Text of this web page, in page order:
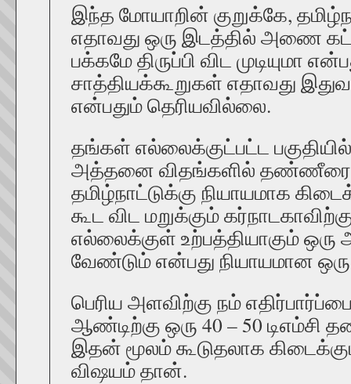
இந்த மோயாறின் குறுக்கே,
எதாவது ஒரு இடத்தில் அணை
பக்கமே திருப்பி விட முடியுமா
சாத்தியக்கூறுகள் எதாவது
என்பதும் தெரியவில்லை.
தங்கள் எல்லைக்குட்பட்ட
அத்தனை விதங்களில் தண்ணீரை
தமிழ்நாட்டுக்கு நியாயமாக
கூட விட மறுக்கும்
எல்லைக்குள் உற்பத்தியாகும்
வேண்டும் என்பது நியாயமான
பெரிய அளவிற்கு நம்
ஆண்டிற்கு ஒரு 40 – 50 டிஎம்சி
இதன் மூலம் கூடுதலாக
விஷயம் தான்.